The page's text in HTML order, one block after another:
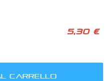
5,30 €
CARRELLO